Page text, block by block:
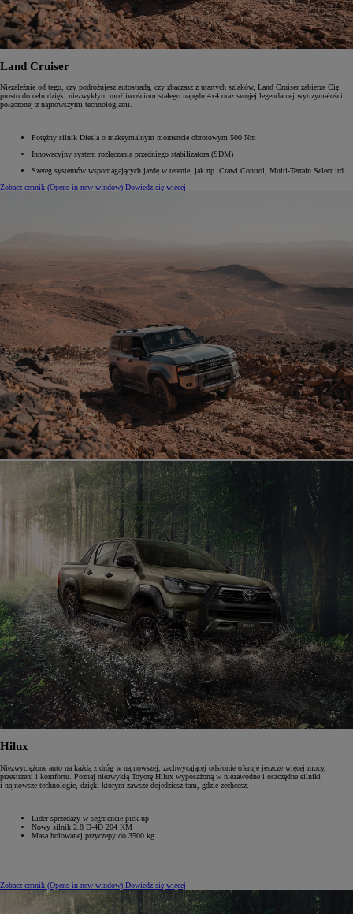
Land Cruiser
Niezależnie od tego, czy podróżujesz autostradą, czy zbaczasz z utartych szlaków, Land Cruiser zabierze Cię
prosto do celu dzięki niezwykłym możliwościom stałego napędu 4x4 oraz swojej legendarnej wytrzymałości
połączonej z najnowszymi technologiami.
Potężny silnik Diesla o maksymalnym momencie obrotowym 500 Nm
Innowacyjny system rozłączania przedniego stabilizatora (SDM)
Szereg systemów wspomagających jazdę w terenie, jak np. Crawl Control, Multi-Terrain Select itd.
Zobacz cennik (Opens in new window) Dowiedz się więcej
Hilux
Niezwyciężone auto na każdą z dróg w najnowszej, zachwycającej odsłonie oferuje jeszcze więcej mocy,
przestrzeni i komfortu. Poznaj niezwykłą Toyotę Hilux wyposażoną w niezawodne i oszczędne silniki
i najnowsze technologie, dzięki którym zawsze dojedziesz tam, gdzie zechcesz.
Lider sprzedaży w segmencie pick-up
Nowy silnik 2.8‎ D-4D ‎204‎ KM
Masa holowanej przyczepy do 3500 kg
Zobacz cennik (Opens in new window) Dowiedz się więcej